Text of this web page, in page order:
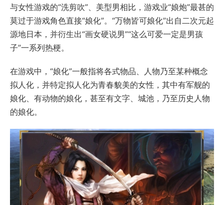
与女性游戏的“洗剪吹”、美型男相比，游戏业“娘炮”最甚的
莫过于游戏角色直接“娘化”。“万物皆可娘化”出自二次元起
源地日本，并衍生出“画女硬说男”“这么可爱一定是男孩
子”一系列热梗。
在游戏中，“娘化”一般指将各式物品、人物乃至某种概念
拟人化，并特定拟人化为青春貌美的女性，其中有军舰的
娘化、有动物的娘化，甚至有文字、城池，乃至历史人物
的娘化。